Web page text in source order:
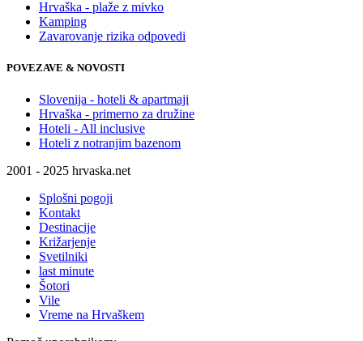
Hrvaška - plaže z mivko
Kamping
Zavarovanje rizika odpovedi
POVEZAVE & NOVOSTI
Slovenija - hoteli & apartmaji
Hrvaška - primerno za družine
Hoteli - All inclusive
Hoteli z notranjim bazenom
2001 - 2025 hrvaska.net
Splošni pogoji
Kontakt
Destinacije
Križarjenje
Svetilniki
last minute
Šotori
Vile
Vreme na Hrvaškem